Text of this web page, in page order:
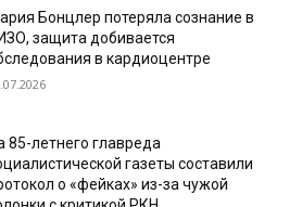
Бонцлер потеряла сознание в
защита добивается
в кардиоцентре
85-летнего главреда
газеты составили
о «фейках» из-за чужой